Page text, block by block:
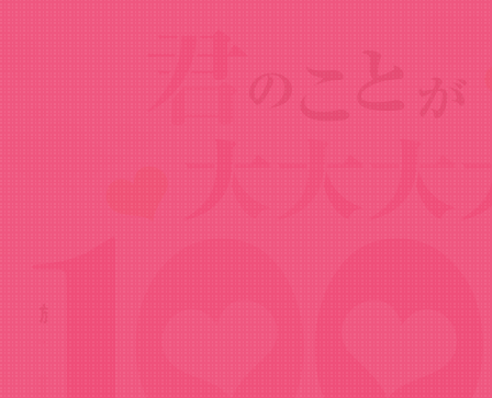
News
放送・配信情報を公開しました！